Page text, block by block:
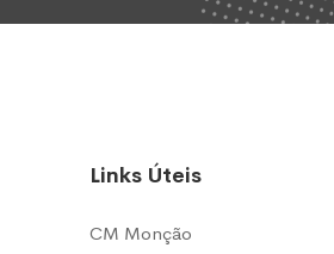
Links Úteis
CM Monção